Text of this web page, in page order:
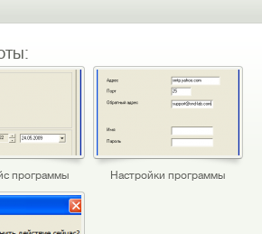
программы Настройки программы